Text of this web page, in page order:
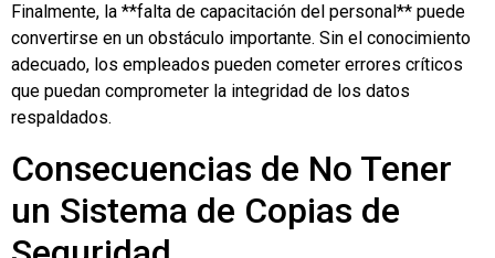
Finalmente, la **falta de capacitación del personal** puede
convertirse en un obstáculo importante. Sin el conocimiento
adecuado, los empleados pueden cometer errores críticos
que puedan comprometer la integridad de los datos
respaldados.
Consecuencias de No Tener
un Sistema de Copias de